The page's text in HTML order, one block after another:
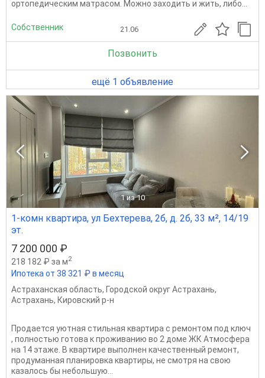
ортопедическим матрасом. Можно заходить и жить, либо...
Собственник 21.06
Позвонить
ещё 1 объявление
1 из 10
1-комн квартира, ул Бехтерева, 2б, д. 2б, 33 м², 14/19
эт.
7 200 000 ₽
218 182 ₽ за м2
Ипотека от 38 321 ₽ в месяц
Астраханская область, Городской округ Астрахань,
Астрахань, Кировский р-н
Продается уютная стильная квартира с ремонтом под ключ
, полностью готова к проживанию во 2 доме ЖК Атмосфера
на 14 этаже. В квартире выполнен качественный ремонт,
продуманная планировка квартиры, не смотря на свою
казалось бы небольшую...